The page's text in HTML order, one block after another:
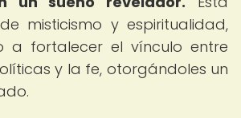
misticismo y espiritualidad,
a fortalecer el vínculo entre
y la fe, otorgándoles un